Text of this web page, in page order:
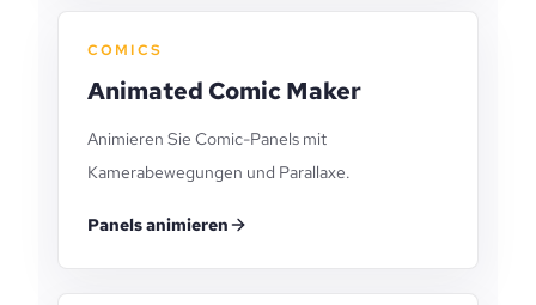
COMICS
Animated Comic Maker
Animieren Sie Comic-Panels mit
Kamerabewegungen und Parallaxe.
Panels animieren